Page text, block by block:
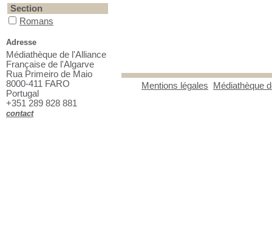
Mentions légales Médiathèque
Section
Romans contemporains
Romans
Adresse
Médiathèque de l'Alliance
Française de l'Algarve
Rua Primeiro de Maio
8000-411 FARO
Portugal
+351 289 828 881
contact